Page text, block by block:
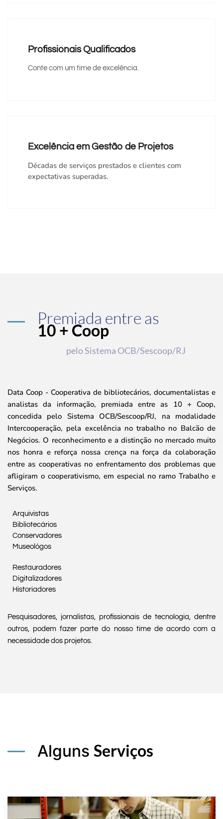
Profissionais Qualificados
Conte com um time de excelência.
Excelência em Gestão de Projetos
Décadas de serviços prestados e clientes com
expectativas superadas.
Premiada entre as
10 + Coop
pelo Sistema OCB/Sescoop/RJ
Data Coop - Cooperativa de bibliotecários, documentalistas e
analistas da informação, premiada entre as 10 + Coop,
concedida pelo Sistema OCB/Sescoop/RJ, na modalidade
Intercooperação, pela excelência no trabalho no Balcão de
Negócios. O reconhecimento e a distinção no mercado muito
nos honra e reforça nossa crença na força da colaboração
entre as cooperativas no enfrentamento dos problemas que
afligiram o cooperativismo, em especial no ramo Trabalho e
Serviços.
Arquivistas
Bibliotecários
Conservadores
Museológos
Restauradores
Digitalizadores
Historiadores
Pesquisadores, jornalistas, profissionais de tecnologia, dentre
outros, podem fazer parte do nosso time de acordo com a
necessidade dos projetos.
Alguns Serviços